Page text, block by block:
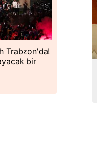
Trabzon'da!
bir